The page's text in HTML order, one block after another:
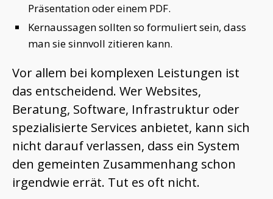
Präsentation oder einem PDF.
Kernaussagen sollten so formuliert sein, dass
man sie sinnvoll zitieren kann.
Vor allem bei komplexen Leistungen ist
das entscheidend. Wer Websites,
Beratung, Software, Infrastruktur oder
spezialisierte Services anbietet, kann sich
nicht darauf verlassen, dass ein System
den gemeinten Zusammenhang schon
irgendwie errät. Tut es oft nicht.